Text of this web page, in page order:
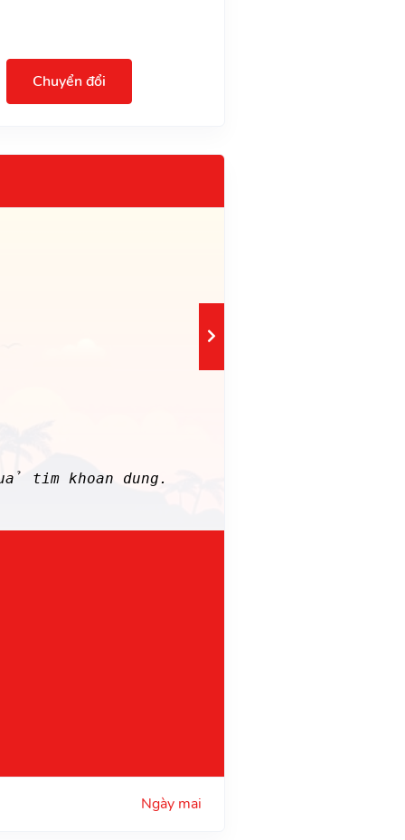
Chuyển đổi
tim khoan dung.
Ngày mai